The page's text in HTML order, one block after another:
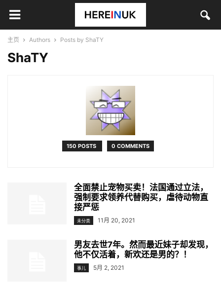
主页 Authors Posts by ShaTY
ShaTY
150 POSTS 0 COMMENTS
全面禁止宠物买卖！法国通过立法，
强制要求领养代替购买，虐待动物直
接严惩
未分类 11月 20, 2021
男友去世7年。然而最近妹子却发现，
他不仅活着，新欢还是男的？！
事儿 5月 2, 2021